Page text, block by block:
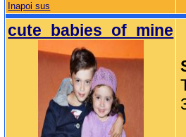
Inapoi sus
cute_babies_of_mine